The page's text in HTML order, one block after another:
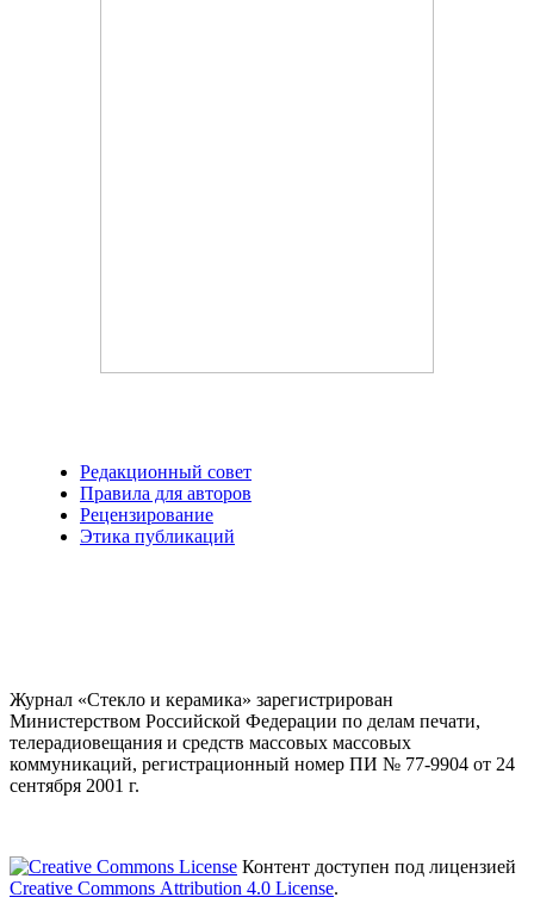
Редакционный совет
Правила для авторов
Рецензирование
Этика публикаций
Журнал «Стекло и керамика» зарегистрирован
Министерством Российской Федерации по делам печати,
телерадиовещания и средств массовых массовых
коммуникаций, регистрационный номер ПИ № 77-9904 от 24
сентября 2001 г.
Контент доступен под лицензией
Creative Commons Attribution 4.0 License.